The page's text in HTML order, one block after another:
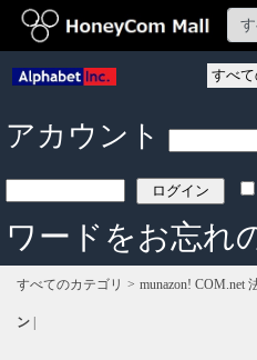
アカウント
ワードをお忘れ
すべてのカテゴリ munazon! COM.net
ン